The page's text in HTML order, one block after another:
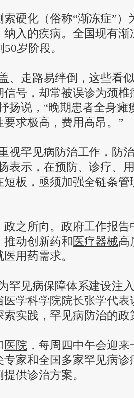
化（俗称“渐冻症”）
纳入的疾病。全国现有渐
岁阶段。
走路易绊倒，这些看似
信号，却常被误诊为颈
扬说，“晚期患者全身瘫
求极高，费用高昂。”
罕见病防治工作，防治
表示，在预防、诊疗、
短板，亟须加强全链条
所向。政府工作报告
推动创新药和 医疗器械高
用药需求。
见病保障体系建设注入
医学科学院院长张学代
索实践，罕见病防治的
医院 ，每周四中午会迎
专家和全国多家罕见病
供诊治方案。